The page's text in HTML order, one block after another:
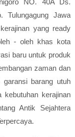
NO. 40A Ds.
Tulungagung Jawa
yang ready
- oleh khas kota
baru untuk produk
zaman dan
barang utuh
kerajinan
Antik Sejahtera